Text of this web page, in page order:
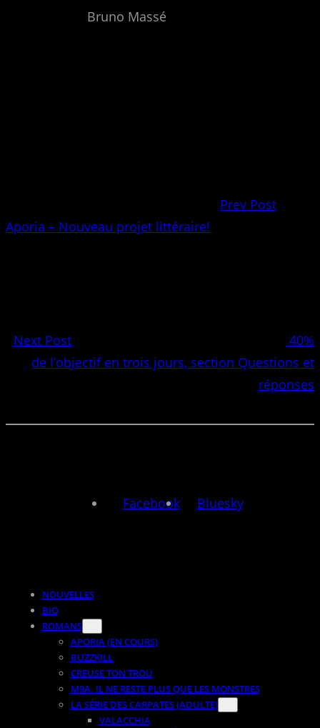
Bruno Massé
Prev Post
Aporia – Nouveau projet littéraire!
Next Post
40%
de l’objectif en trois jours, section Questions et
réponses
Facebook Bluesky
NOUVELLES
BIO
ROMANS
APORIA (EN COURS)
BUZZKILL
CREUSE TON TROU
M9A. IL NE RESTE PLUS QUE LES MONSTRES
LA SÉRIE DES CARPATES (ADULTE)
VALACCHIA